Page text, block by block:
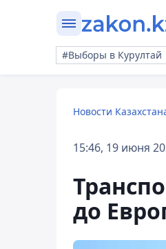
#Выборы в Курултай
Новости
15:46, 19 июня
до